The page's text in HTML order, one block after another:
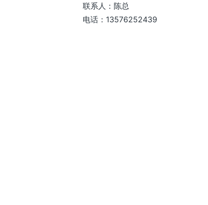
联系人：陈总
电话：13576252439